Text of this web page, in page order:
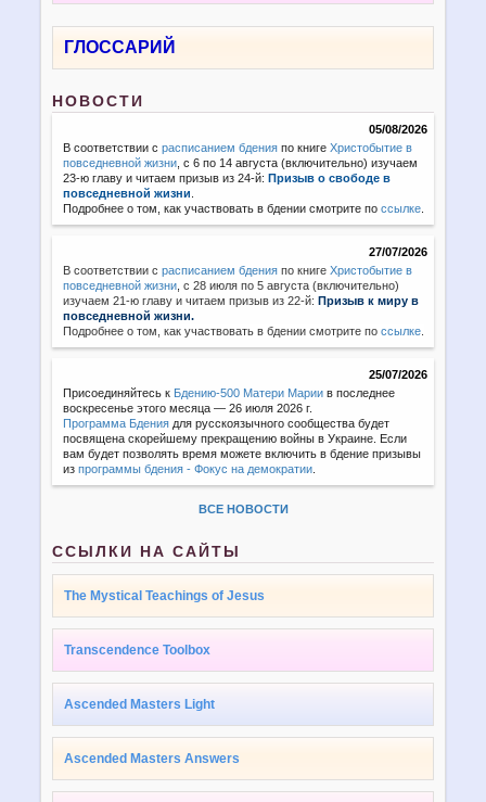
ГЛОССАРИЙ
НОВОСТИ
05/08/2026
В соответствии срасписанием бдения по книгеХристобытие в
повседневной жизни , с 6 по 14 августа (включительно) изучаем
23-ю главу и читаем призыв из 24-й:Призыв о свободе в
повседневной жизни
Подробнее о том, как участвовать в бдении смотрите поссылке
27/07/2026
В соответствии с расписанием бдения по книгеХристобытие в
повседневной жизни с 28 июля по 5 августа (включительно)
изучаем 21-ю главу и читаем призыв из 22-й:Призыв к миру в
повседневной жизни.
Подробнее о том, как участвовать в бдении смотрите поссылке
25/07/2026
Присоединяйтесь к Бдению-500 Матери Марии в последнее
воскресенье этого месяца — 26 июля 2026 г.
Программа Бдения для русскоязычного сообщества будет
посвящена скорейшему прекращению войны в Украине. Если
вам будет позволять время можете включить в бдение призывы
изпрограммы бдения - Фокус на демократии
ВСЕ НОВОСТИ
ССЫЛКИ НА САЙТЫ
The Mystical Teachings of Jesus
Transcendence Toolbox
Ascended Masters Light
Ascended Masters Answers